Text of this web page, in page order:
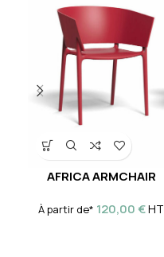
AFRICA ARMCHAIR
À partir de* 120,00€HT